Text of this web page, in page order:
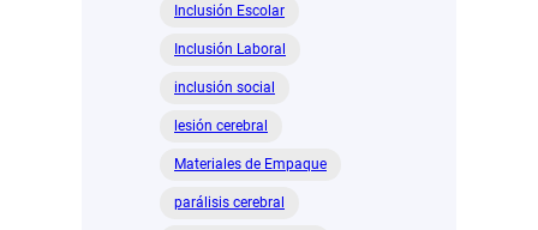
Inclusión Escolar
Inclusión Laboral
inclusión social
lesión cerebral
Materiales de Empaque
parálisis cerebral